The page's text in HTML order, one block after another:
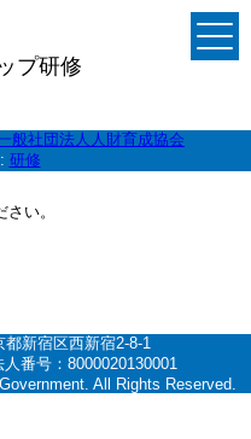
プ研修
般社団法人人財育成協会
研修
さい。
新宿区西新宿2-8-1
番号：8000020130001
All Rights Reserved.